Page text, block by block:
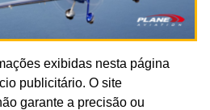
exibidas nesta página
publicitário. O site
garante a precisão ou